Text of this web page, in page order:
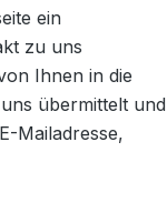
ein
zu uns
Ihnen in die
übermittelt und
Mailadresse,